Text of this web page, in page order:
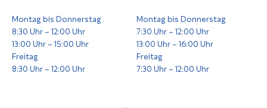
Montag bis Donnerstag
8:30 Uhr – 12:00 Uhr
13:00 Uhr – 15:00 Uhr
Freitag
8:30 Uhr – 12:00 Uhr
Montag bis Donnerstag
7:30 Uhr – 12:00 Uhr
13:00 Uhr – 16:00 Uhr
Freitag
7:30 Uhr – 12:00 Uhr